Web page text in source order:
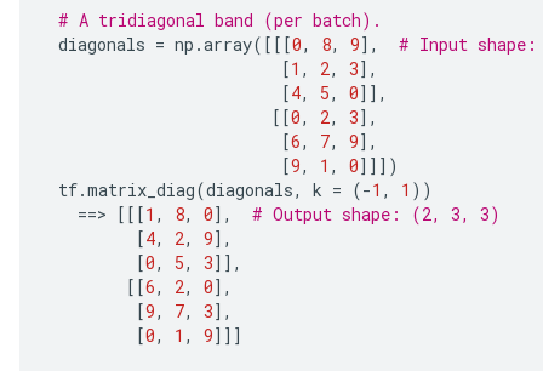
# A tridiagonal band (per batch).
diagonals = np .array([[[0, 8, 9],
# Input
[1 , 2, 3],
[4, 5, 0]],
[[0, 2, 3],
[6, 7, 9],
[9, 1 , 0]]])
tf.matrix_diag(diagonals, k = (-1 , 1 ))
==> [[[1 , 8, 0],
# Output shape: (2, 3, 3)
[4, 2, 9],
[0, 5, 3]],
[[6, 2, 0],
[9, 7, 3],
[0, 1 , 9]]]